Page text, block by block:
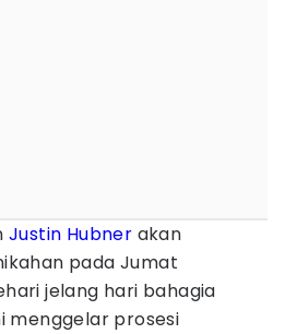
Justin Hubner akan
pada Jumat
jelang hari bahagia
menggelar prosesi